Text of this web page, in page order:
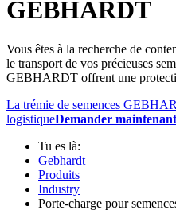
GEBHARDT
Vous êtes à la recherche de
le transport de vos précieuses
GEBHARDT offrent une
La trémie de semences
logistiqueDemander maintenant
Tu es là:
Gebhardt
Produits
Industry
Porte-charge pour